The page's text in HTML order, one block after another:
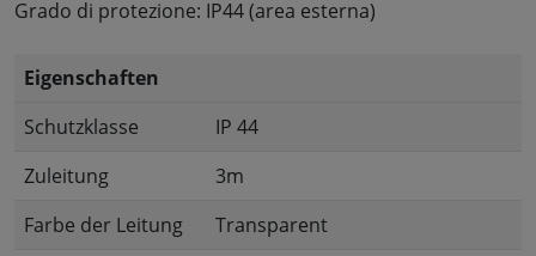
Grado di protezione: IP44 (area esterna)
Eigenschaften
Schutzklasse
IP 44
Zuleitung
3m
Farbe der Leitung
Transparent